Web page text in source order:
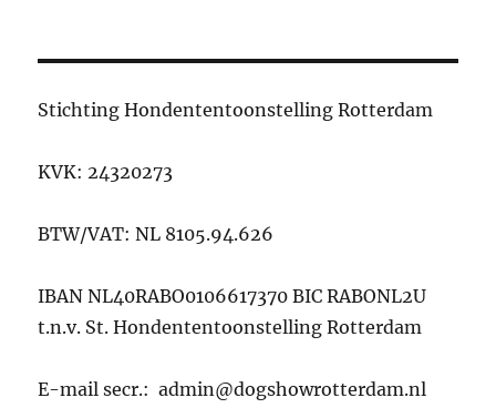
Stichting Hondententoonstelling Rotterdam
KVK: 24320273
BTW/VAT: NL 8105.94.626
IBAN NL40RABO0106617370 BIC RABONL2U
t.n.v. St. Hondententoonstelling Rotterdam
E-mail secr.: admin@dogshowrotterdam.nl